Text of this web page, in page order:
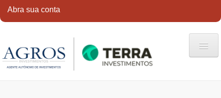
Abra sua conta